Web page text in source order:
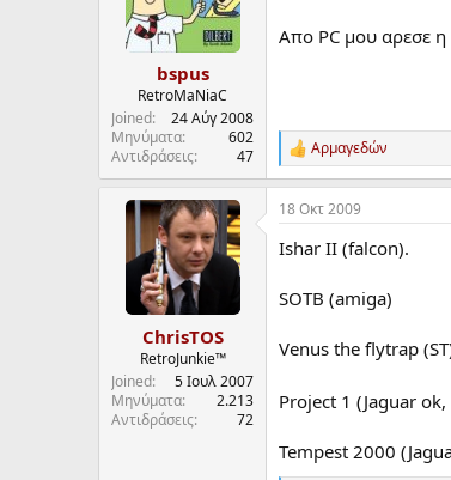
s
bspus
RetroMaNiaC
Joined
24 Αύγ 2008
Μηνύματα
602
Αντιδράσεις
47
Απο PC μου αρεσε
R
e
a
c
i
n
s
Αρμαγεδών
ChrisTOS
RetroJunkie™
Joined
5 Ιουλ 2007
Μηνύματα
2.213
Αντιδράσεις
72
18 Οκτ 2009
Ishar II (falcon).
SOTB (amiga)
Venus the flytrap
Project 1 (Jaguar
Tempest 2000